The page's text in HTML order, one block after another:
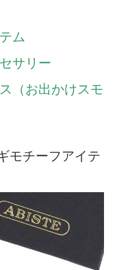
ム
サリー
（お出かけスモ
モチーフアイテ